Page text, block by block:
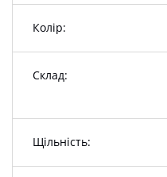
Колір:
Склад:
Щільність: